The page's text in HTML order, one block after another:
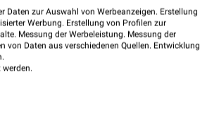
zur Auswahl von Werbeanzeigen. Erstellung
Werbung. Erstellung von Profilen zur
Messung der Werbeleistung. Messung der
Daten aus verschiedenen Quellen. Entwicklung